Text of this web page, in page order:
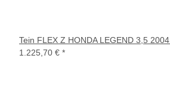
Tein FLEX Z HONDA LEGEND 3,5
1.225,70 € *